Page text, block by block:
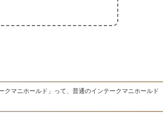
クマニホールド」って、普通のインテークマニホールド